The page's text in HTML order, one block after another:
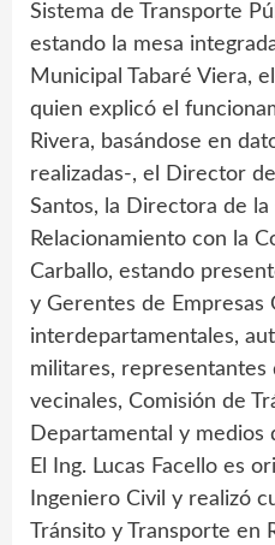
Sistema de Transporte
estando la mesa
Municipal Tabaré Viera,
quien explicó el
Rivera, basándose en
realizadas-, el Director
Santos, la Directora de la
Relacionamiento con la
Carballo, estando
y Gerentes de Empresas
interdepartamentales,
militares, representantes
vecinales, Comisión de
Departamental y medios
El Ing. Lucas Facello es
Ingeniero Civil y realizó
Tránsito y Transporte en